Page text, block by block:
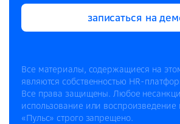
записаться на
Все материалы, содержащиеся на
являются собственностью HR-
Все права защищены. Любое
использование или воспроизведение
«Пульс» строго запрещено.